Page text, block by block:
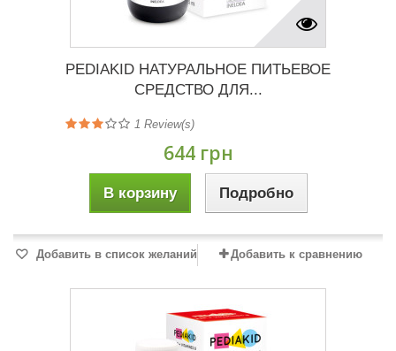
PEDIAKID НАТУРАЛЬНОЕ ПИТЬЕВОЕ
СРЕДСТВО ДЛЯ...
1 Review(s)
644 грн
В корзину Подробно
Добавить в список желаний Добавить к сравнению